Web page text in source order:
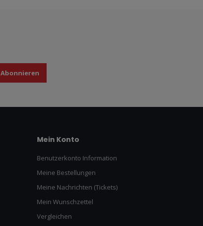
Abonnieren
Mein Konto
Benutzerkonto Information
Meine Bestellungen
Meine Nachrichten (Tickets)
Mein Wunschzettel
Vergleichen